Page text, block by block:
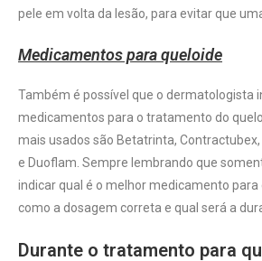
pele em volta da lesão, para evitar que
Medicamentos para queloide
Também é possível que o dermatologista
medicamentos para o tratamento do
mais usados são Betatrinta, Contractubex,
e Duoflam. Sempre lembrando que
indicar qual é o melhor medicamento para
como a dosagem correta e qual será a
Durante o tratamento para